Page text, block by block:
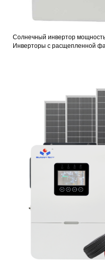
Солнечный инвертор
Инверторы с расщепленной